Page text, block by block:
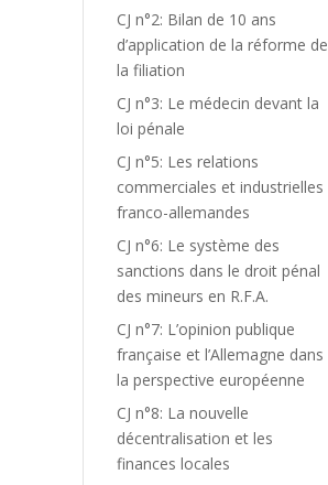
CJ n°2: Bilan de 10 ans
d’application de la réforme de
la filiation
CJ n°3: Le médecin devant la
loi pénale
CJ n°5: Les relations
commerciales et industrielles
franco-allemandes
CJ n°6: Le système des
sanctions dans le droit pénal
des mineurs en R.F.A.
CJ n°7: L’opinion publique
française et l’Allemagne dans
la perspective européenne
CJ n°8: La nouvelle
décentralisation et les
finances locales